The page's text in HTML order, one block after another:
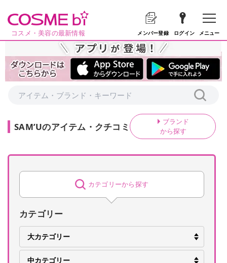
コスメ・美容の最新情報 メンバー登録 ログイン メニュー
SAM’Uのアイテム・クチコミ
ブランド
から探す
カテゴリーから探す
カテゴリー